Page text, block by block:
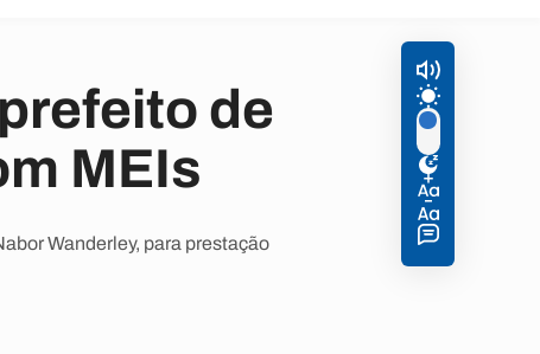
de
MEIs
Wanderley, para prestação